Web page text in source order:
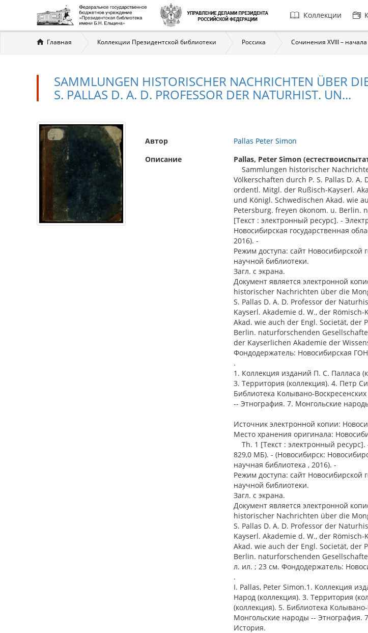
Главная
навигация
Коллекции
Вы
здесь
Главная Коллекции Президентской библиотеки Россика Сочинения XVIII – начала
SAMMLUNGEN HISTORISCHER NACHRICHTEN ÜBER
S. PALLAS D. A. D. PROFESSOR DER NATURHIST. UN...
Автор
Pallas Peter Simon
Описание
Pallas, Peter Simon
Sammlungen historischer
Völkerschaften durch P. S. Pallas D.
ordentl. Mitgl. der Rußisch-Kayserl.
und Königl. Schwedischen Akad. wie
Petersburg. freyen ökonom. u. Berlin.
[Текст : электронный ресурс]. -
Новосибирская государственная
2016). -
Режим доступа: сайт Новосибирской
научной библиотеки.
Загл. с экрана.
Документ является электронной
historischer Nachrichten über die
S. Pallas D. A. D. Professor der
Kayserl. Akademie d. W., der
Akad. wie auch der Engl. Societät, der
Berlin. naturforschenden
der Kayserlichen Akademie der
Фондодержатель: Новосибирская
.
1. Коллекция изданий П. С. Палласа
3. Территория (коллекция). 4. Петр
Библиотека Колывано-
-- Этнография. 7. Монгольские
Источник электронной копии:
Место хранения оригинала:
Th. 1 [Текст : электронный
829,0 МБ). - (Новосибирск:
научная библиотека , 2016). -
Режим доступа: сайт Новосибирской
научной библиотеки.
Загл. с экрана.
Документ является электронной
historischer Nachrichten über die
S. Pallas D. A. D. Professor der
Kayserl. Akademie d. W., der
Akad. wie auch der Engl. Societät, der
Berlin. naturforschenden
л. ил. ; 23 см. Фондодержатель:
.
I. Pallas, Peter Simon.1. Коллекция
Народ (коллекция). 3. Территория
(коллекция). 5. Библиотека
Монгольские народы -- Этнография.
История.